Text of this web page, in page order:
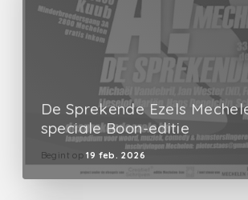
De Sprekende Ezels
speciale Boon-editie
Begint op 19 feb. 2026